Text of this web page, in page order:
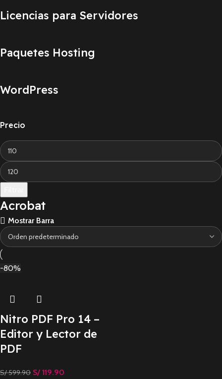
Licencias para Servidores
Paquetes Hosting
WordPress
Precio
Acrobat
Mostrar Barra
-80%
Nitro PDF Pro 14 –
Editor y Lector de
PDF
S/599.90 S/ 119.90